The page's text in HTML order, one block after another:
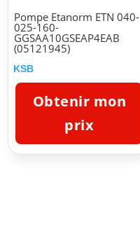
Pompe Etanorm ETN 040-
025-160-
GGSAA10GSEAP4EAB
(05121945)
KSB
Obtenir mon
prix